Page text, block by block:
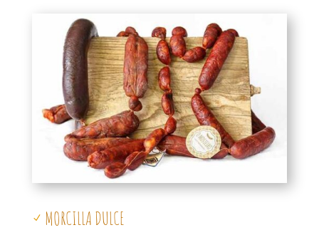
N MORCILLA DULCE